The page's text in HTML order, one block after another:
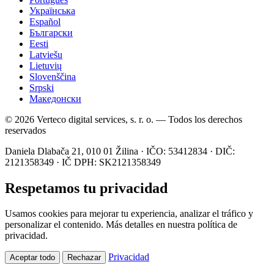
Українська
Español
Български
Eesti
Latviešu
Lietuvių
Slovenščina
Srpski
Македонски
© 2026 Verteco digital services, s. r. o. — Todos los derechos
reservados
Daniela Dlabača 21, 010 01 Žilina · IČO: 53412834 · DIČ:
2121358349 · IČ DPH: SK2121358349
Respetamos tu privacidad
Usamos cookies para mejorar tu experiencia, analizar el tráfico y
personalizar el contenido. Más detalles en nuestra política de
privacidad.
Aceptar todo Rechazar Privacidad